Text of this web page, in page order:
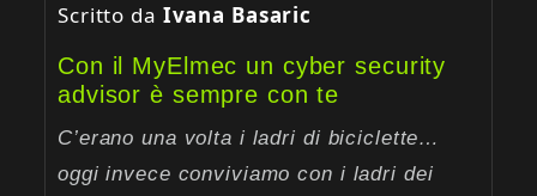
Scritto da Ivana Basaric
Con il MyElmec un cyber security
advisor è sempre con te
C’erano una volta i ladri di biciclette…
oggi invece conviviamo con i ladri dei